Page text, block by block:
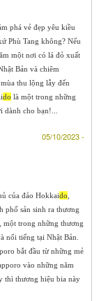
phá vẻ đẹp yêu kiều
Phù Tang không? Nếu
một nơi có lá đỏ xuất
Bản và chiêm
thu lộng lẫy đến
do là một trong những
cho bạn!...
05/10/2023 -
của đảo Hokkaido
phố sản sinh ra thương
một trong những thương
nổi tiếng tại Nhật Bản.
bắt đầu từ những mẻ
vào những năm
thì thương hiệu bia này